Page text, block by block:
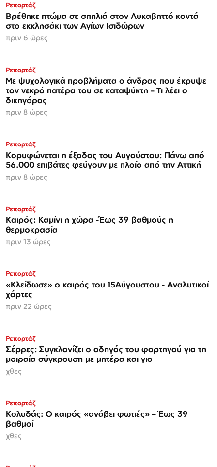
Ρεπορτάζ
Βρέθηκε πτώμα σε σπηλιά στον Λυκαβηττό κοντά
στο εκκλησάκι των Αγίων Ισιδώρων
πριν 6 ώρες
Ρεπορτάζ
Με ψυχολογικά προβλήματα ο άνδρας που έκρυψε
τον νεκρό πατέρα του σε καταψύκτη – Τι λέει ο
δικηγόρος
πριν 8 ώρες
Ρεπορτάζ
Κορυφώνεται η έξοδος του Αυγούστου: Πάνω από
56.000 επιβάτες φεύγουν με πλοίο από την Αττική
πριν 8 ώρες
Ρεπορτάζ
Καιρός: Καμίνι η χώρα -Έως 39 βαθμούς η
θερμοκρασία
πριν 13 ώρες
Ρεπορτάζ
«Κλείδωσε» ο καιρός του 15Αύγουστου - Αναλυτικοί
χάρτες
πριν 22 ώρες
Ρεπορτάζ
Σέρρες: Συγκλονίζει ο οδηγός του φορτηγού για τη
μοιραία σύγκρουση με μητέρα και γιο
χθες
Ρεπορτάζ
Κολυδάς: Ο καιρός «ανάβει φωτιές» – Έως 39
βαθμοί
χθες